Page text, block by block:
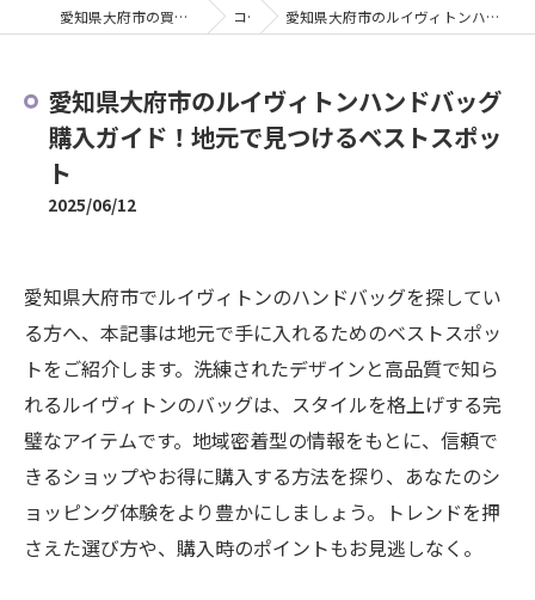
愛知県大府市の買取なら買取大吉 大府共栄町3丁目店 コラム 愛知県大府市のルイヴィトンハンドバッグ購入ガイド！地元で見つけるベストスポット
愛知県大府市のルイヴィトンハンドバッグ
購入ガイド！地元で見つけるベストスポッ
ト
2025/06/12
愛知県大府市でルイヴィトンのハンドバッグを探してい
る方へ、本記事は地元で手に入れるためのベストスポッ
トをご紹介します。洗練されたデザインと高品質で知ら
れるルイヴィトンのバッグは、スタイルを格上げする完
璧なアイテムです。地域密着型の情報をもとに、信頼で
きるショップやお得に購入する方法を探り、あなたのシ
ョッピング体験をより豊かにしましょう。トレンドを押
さえた選び方や、購入時のポイントもお見逃しなく。